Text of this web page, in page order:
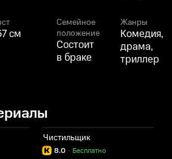
см
Семейное
положение
Состоит
в браке
Жанры
Комедия,
драма,
триллер
Чистильщик
8.0 Бесплатно
·